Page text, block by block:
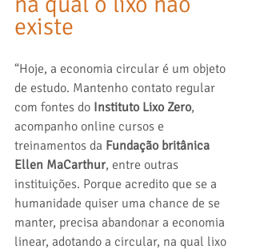
existe
“Hoje, a economia circular é um objeto
de estudo. Mantenho contato regular
com fontes do Instituto Lixo Zero,
acompanho online cursos e
treinamentos da Fundação britânica
Ellen MaCarthur, entre outras
instituições. Porque acredito que se a
humanidade quiser uma chance de se
manter, precisa abandonar a economia
linear, adotando a circular, na qual lixo